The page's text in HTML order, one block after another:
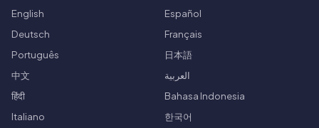
English
Español
Deutsch
Français
Português
日本語
中文
العربية
हिंदी
Bahasa Indonesia
Italiano
한국어